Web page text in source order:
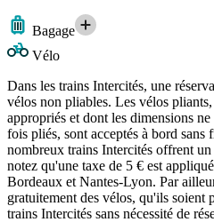
Bagage
Vélo
Dans les trains Intercités, une
vélos non pliables. Les vélos
appropriés et dont les dimensions
fois pliés, sont acceptés à bord sans
nombreux trains Intercités offrent un
notez qu'une taxe de 5 € est
Bordeaux et Nantes-Lyon. Par
gratuitement des vélos, qu'ils soient
trains Intercités sans nécessité de